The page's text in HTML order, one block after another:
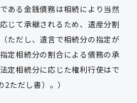
ある金銭債務は相続により当然
じて承継されるため、遺産分割
ただし、遺言で相続分の指定が
定相続分の割合による債務の承
定相続分に応じた権利行使はで
ただし書）。）